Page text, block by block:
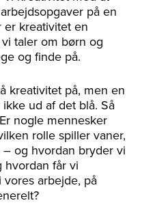
på en
er kreativitet en
taler om børn og
og finde på.
kreativitet på, men en
ud af det blå. Så
nogle mennesker
rolle spiller vaner,
og hvordan bryder vi
hvordan får vi
arbejde, på